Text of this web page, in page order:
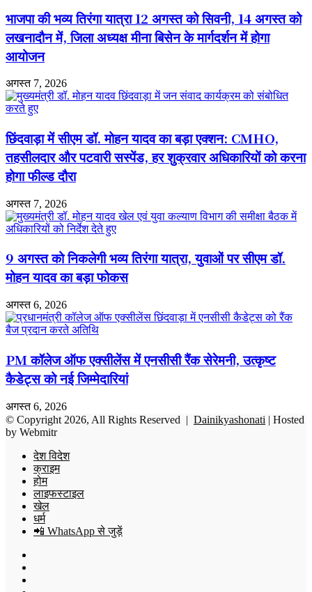
गिरा;
चल
रहे
पर
उठे
सवाल
भाजपा की भव्य तिरंगा यात्रा 12 अगस्त को सिवनी, 14 अगस्त को
लखनादौन में, जिला अध्यक्ष मीना बिसेन के मार्गदर्शन में होगा
आयोजन
अगस्त 7, 2026
छिंदवाड़ा में सीएम डॉ. मोहन यादव का बड़ा एक्शन: CMHO,
तहसीलदार और पटवारी सस्पेंड, हर शुक्रवार अधिकारियों को करना
होगा फील्ड दौरा
अगस्त 7, 2026
9 अगस्त को निकलेगी भव्य तिरंगा यात्रा, युवाओं पर सीएम डॉ.
मोहन यादव का बड़ा फोकस
अगस्त 6, 2026
PM कॉलेज ऑफ एक्सीलेंस में एनसीसी रैंक सेरेमनी, उत्कृष्ट
कैडेट्स को नई जिम्मेदारियां
अगस्त 6, 2026
© Copyright 2026, All Rights Reserved | Dainikyashonati | Hosted
by Webmitr
देश विदेश
क्राइम
होम
लाइफस्टाइल
खेल
धर्म
📲 WhatsApp से जुड़ें